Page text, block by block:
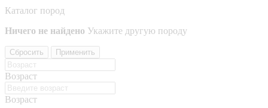
Каталог пород
Ничего не найдено Укажите другую породу
Сбросить Применить
Возраст
Возраст